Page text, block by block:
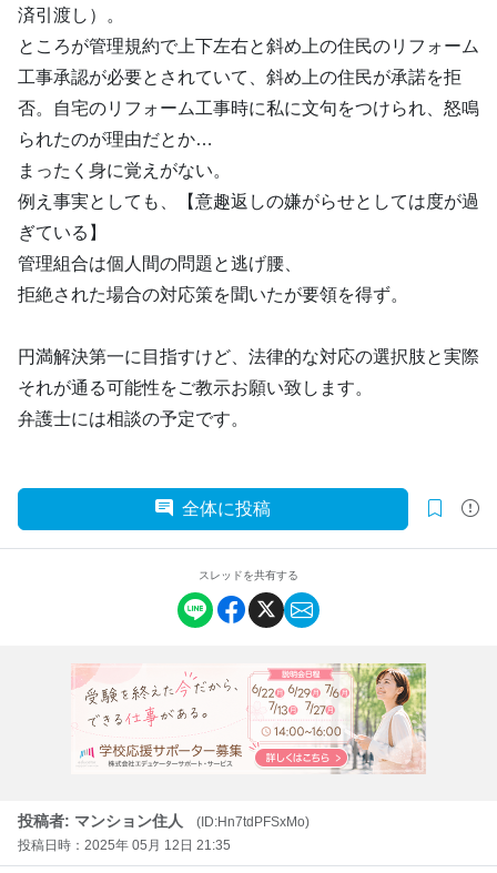
済引渡し）。
ところが管理規約で上下左右と斜め上の住民のリフォーム
工事承認が必要とされていて、斜め上の住民が承諾を拒
否。自宅のリフォーム工事時に私に文句をつけられ、怒鳴
られたのが理由だとか…
まったく身に覚えがない。
例え事実としても、【意趣返しの嫌がらせとしては度が過
ぎている】
管理組合は個人間の問題と逃げ腰、
拒絶された場合の対応策を聞いたが要領を得ず。
円満解決第一に目指すけど、法律的な対応の選択肢と実際
それが通る可能性をご教示お願い致します。
弁護士には相談の予定です。
全体に投稿
スレッドを共有する
投稿者: マンション住人
(ID:Hn7tdPFSxMo)
投稿日時：2025年 05月 12日 21:35